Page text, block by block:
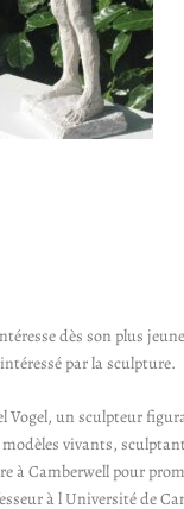
dès son plus
par la sculpture.
un sculpteur
vivants,
à Camberwell pour
à l Université de